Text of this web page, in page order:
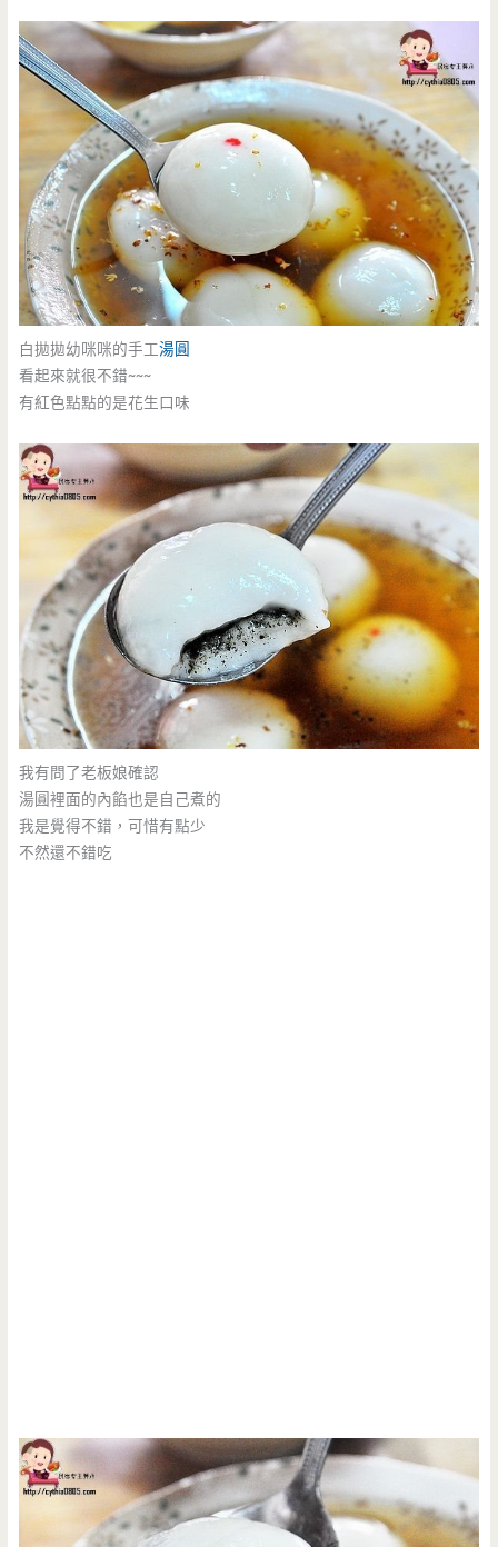
白拋拋幼咪咪的手工湯圓
看起來就很不錯~~~
有紅色點點的是花生口味
我有問了老板娘確認
湯圓裡面的內餡也是自己煮的
我是覺得不錯，可惜有點少
不然還不錯吃